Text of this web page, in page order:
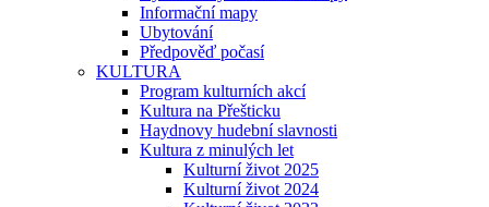
Informační mapy
Ubytování
Předpověď počasí
KULTURA
Program kulturních akcí
Kultura na Přešticku
Haydnovy hudební slavnosti
Kultura z minulých let
Kulturní život 2025
Kulturní život 2024